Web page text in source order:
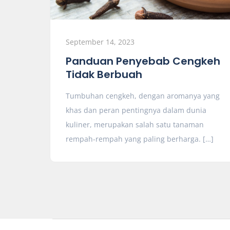
September 14, 2023
Panduan Penyebab Cengkeh
Tidak Berbuah
Tumbuhan cengkeh, dengan aromanya yang
khas dan peran pentingnya dalam dunia
kuliner, merupakan salah satu tanaman
rempah-rempah yang paling berharga. […]